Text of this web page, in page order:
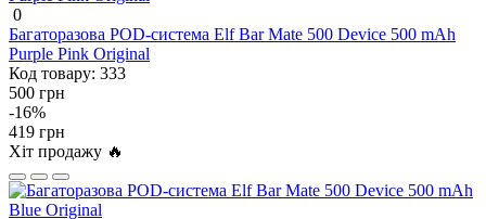
0
Багаторазова POD-система Elf Bar Mate 500 Device 500 mAh
Purple Pink Original
Код товару: 333
500 грн
-16%
419 грн
Хіт продажу 🔥